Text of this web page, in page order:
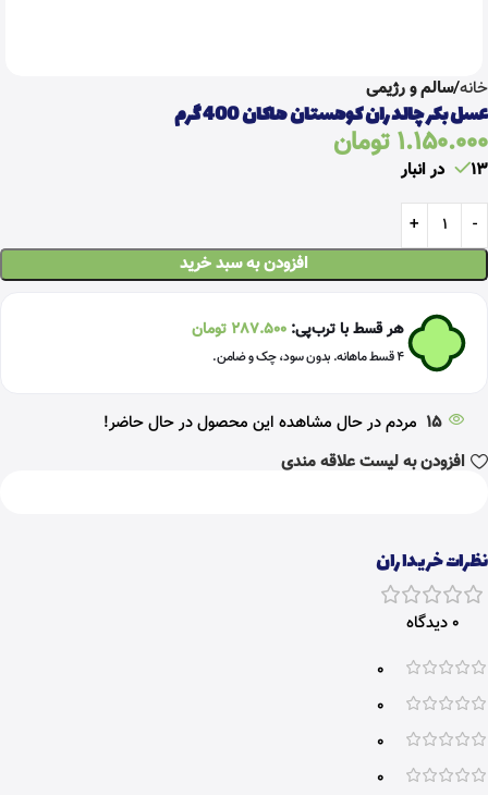
خانه سالم و رژیمی
عسل بکر چالدران کوهستان هاکان 400 گرم
1.150.000تومان
13 در انبار
افزودن به سبد خرید
هر قسط با ترب‌پی: 287.500 تومان
۴ قسط ماهانه. بدون سود، چک و ضامن.
15 مردم در حال مشاهده این محصول در حال حاضر!
افزودن به لیست علاقه مندی
نظرات خریداران
0 دیدگاه
0
0
0
0